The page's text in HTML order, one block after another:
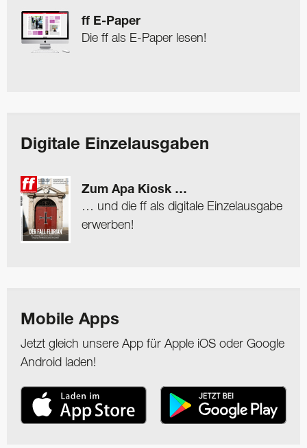
ff E-Paper
Die ff als E-Paper lesen!
Digitale Einzelausgaben
Zum Apa Kiosk …
… und die ff als digitale Einzelausgabe
erwerben!
Mobile Apps
Jetzt gleich unsere App für Apple iOS oder Google
Android laden!